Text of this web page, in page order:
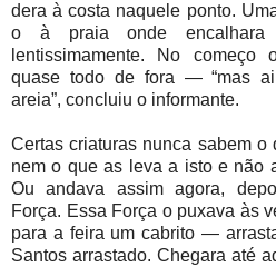
dera à costa naquele ponto.
o à praia onde
lentissimamente. No começo
quase todo de fora — “mas
areia”, concluiu o informante.
Certas criaturas nunca sabem o
nem o que as leva a isto e não
Ou andava assim agora,
Força. Essa Força o puxava às
para a feira um cabrito —
Santos arrastado. Chegara até